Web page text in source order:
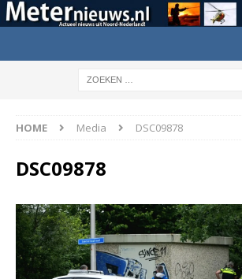
HOME Media DSC09878
DSC09878